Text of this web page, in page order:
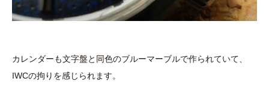
カレンダーも文字盤と同色のブルーマーブルで作られていて、
IWCの拘りを感じられます。